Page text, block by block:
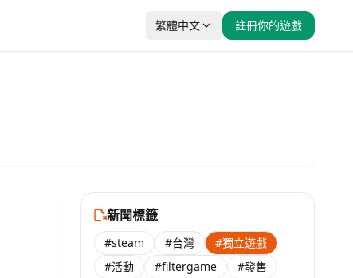
繁體中文 註冊你的遊戲
新聞標籤
#steam #台灣
#獨立遊戲
#活動
#filtergame
#發售